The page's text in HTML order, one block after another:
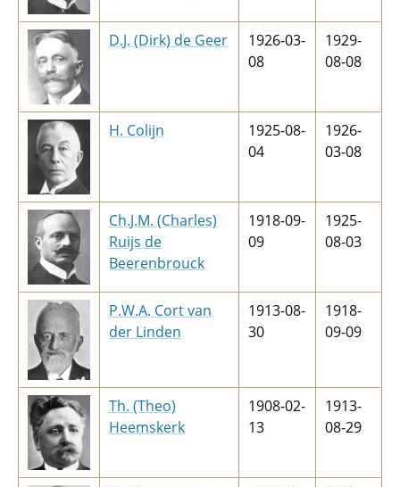
D.J. (Dirk) de Geer
1926-03-
08
1929-
08-08
H. Colijn
1925-08-
04
1926-
03-08
Ch.J.M. (Charles)
Ruijs de
Beerenbrouck
1918-09-
09
1925-
08-03
P.W.A. Cort van
der Linden
1913-08-
30
1918-
09-09
Th. (Theo)
Heemskerk
1908-02-
13
1913-
08-29